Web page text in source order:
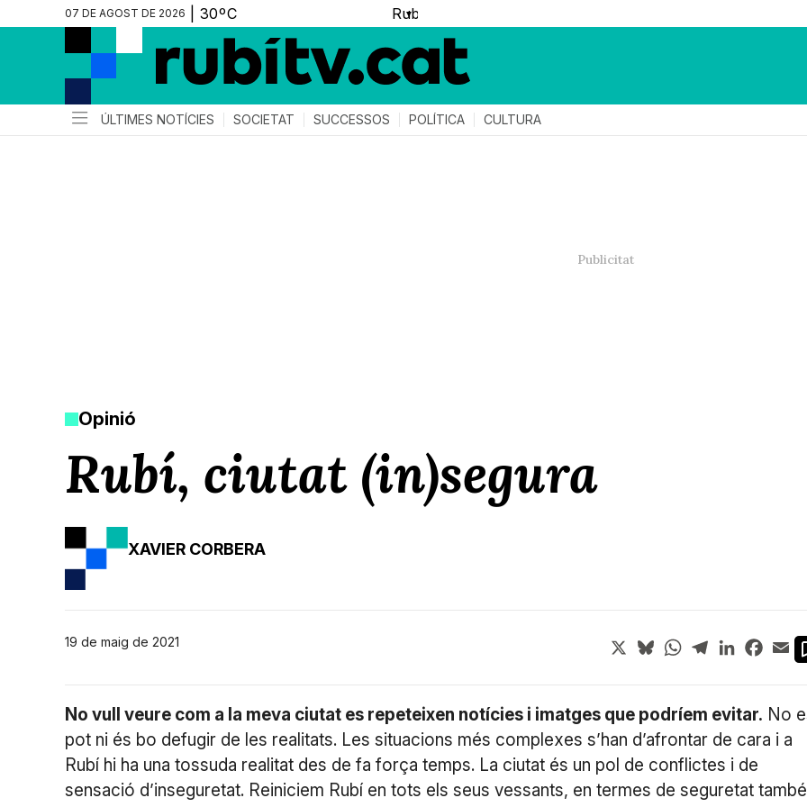
07 DE AGOST DE 2026 ▼
ÚLTIMES NOTÍCIES SOCIETAT SUCCESSOS POLÍTICA CULTURA
Opinió
Rubí, ciutat (in)segura
XAVIER CORBERA
19 de maig de 2021 X BlueskyWhatsApp
TelegramLinkedIn
No vull veure com a la meva ciutat es repeteixen notícies i imatges que podríem evitar. No
pot ni és bo defugir de les realitats. Les situacions més complexes s’han d’afrontar de cara i a
Rubí hi ha una tossuda realitat des de fa força temps. La ciutat és un pol de conflictes i de
sensació d’inseguretat. Reiniciem Rubí en tots els seus vessants, en termes de seguretat